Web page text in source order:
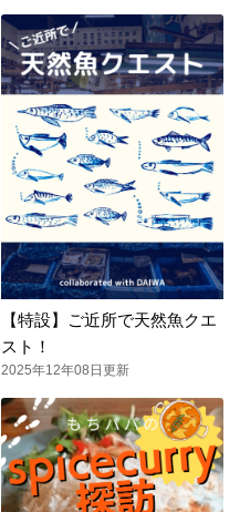
【特設】ご近所で天然魚クエ
スト！
2025年12年08日更新